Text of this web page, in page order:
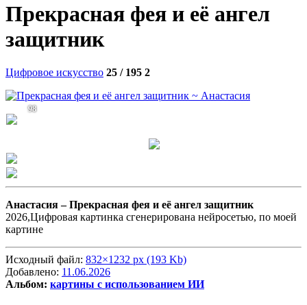
Прекрасная фея и её ангел
защитник
Цифровое искусство 25 / 195 2
98
Анастасия –Прекрасная фея и её ангел защитник
2026,Цифровая картинка сгенерирована нейросетью, по моей
картине
Исходный файл: 832×1232 px (193 Kb)
Добавлено: 11.06.2026
Альбом: картины с использованием ИИ